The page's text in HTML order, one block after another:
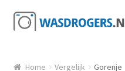
Ga door naar navigatie
Ga direct naar de inhoud
Home Vergelijk Gorenje